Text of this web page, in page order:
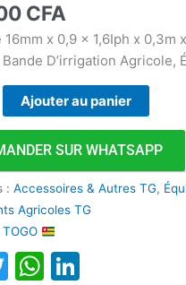
CFA
16mm x 0,9 x 1,6Iph x 0,3m
D’irrigation Agricole,
Ajouter au panier
SUR WHATSAPP
:Accessoires & Autres TG,
Agricoles TG
TOGO
TwitterWhatsApp